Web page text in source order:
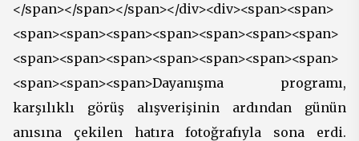
</span></span></span></div><div><span><span>
<span><span><span><span><span><span><span>
<span><span><span><span><span><span><span>
<span><span><span>Dayanışma programı,
karşılıklı görüş alışverişinin ardından günün
anısına çekilen hatıra fotoğrafıyla sona erdi.